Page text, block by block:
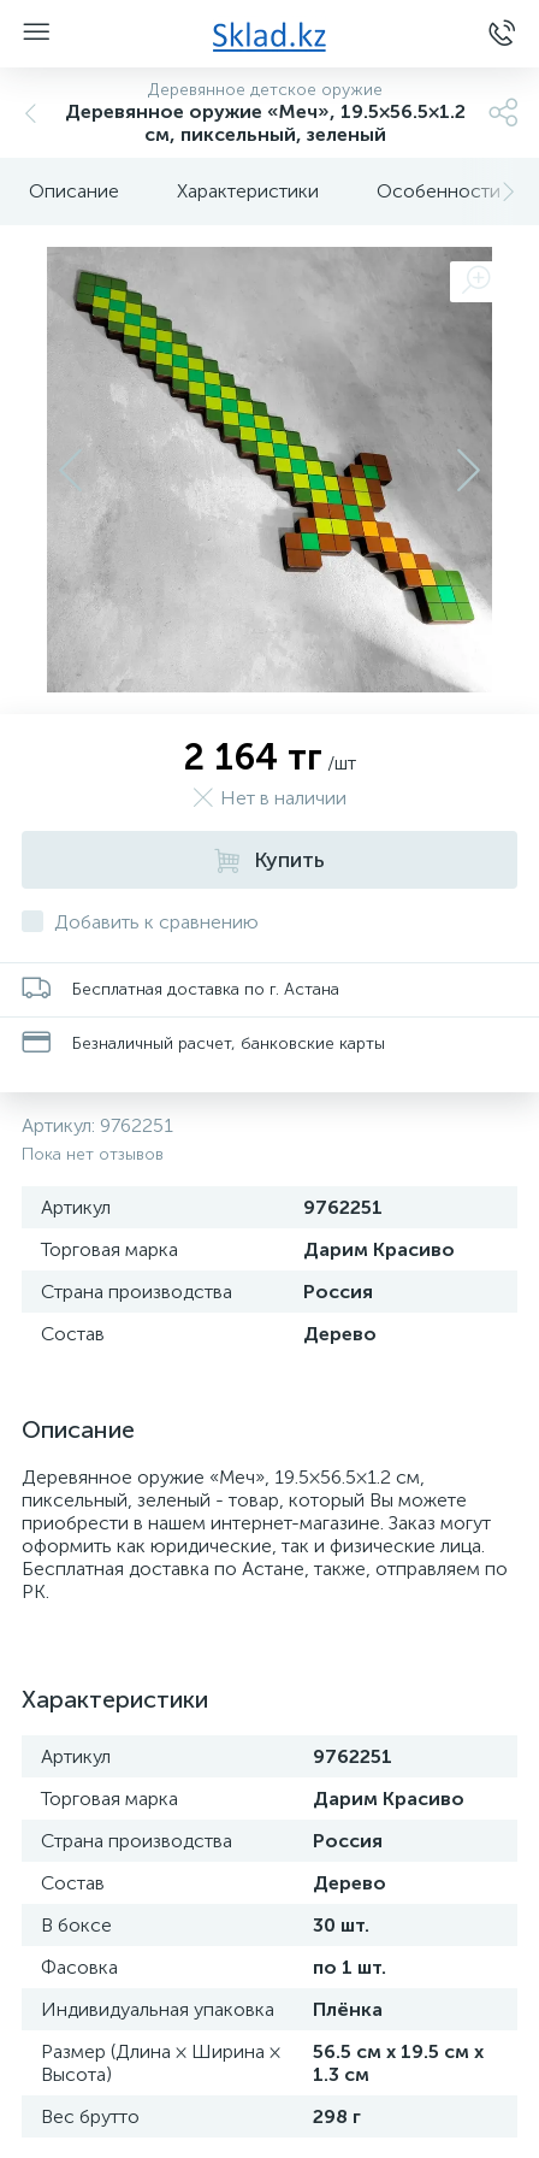
Деревянное детское оружие
Деревянное оружие «Меч», 19.5×56.5×1.2
см, пиксельный, зеленый
Описание Характеристики Особенности
2 164 тг /шт
Нет в наличии
Купить
Добавить к сравнению
Бесплатная доставка по г. Астана
Безналичный расчет, банковские карты
Артикул: 9762251
Пока нет отзывов
Артикул
9762251
Торговая марка
Дарим Красиво
Страна производства
Россия
Состав
Дерево
Описание
Деревянное оружие «Меч», 19.5×56.5×1.2 см,
пиксельный, зеленый - товар, который Вы можете
приобрести в нашем интернет-магазине. Заказ могут
оформить как юридические, так и физические лица.
Бесплатная доставка по Астане, также, отправляем по
РК.
Характеристики
Артикул
9762251
Торговая марка
Дарим Красиво
Страна производства
Россия
Состав
Дерево
В боксе
30 шт.
Фасовка
по 1 шт.
Индивидуальная упаковка
Плёнка
Размер (Длина × Ширина ×
Высота)
56.5 см х 19.5 см х
1.3 см
Вес брутто
298 г